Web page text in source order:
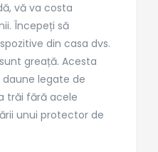
vă va costa
Începeți să
din casa dvs.
greață. Acesta
legate de
trăi fără acele
unui protector de
Electrician sector 1
Electrician sector 2
Electrician sector 3
Electrician sector 4
Electrician sector 5
Electrician sector 6
Electrician Ilfov